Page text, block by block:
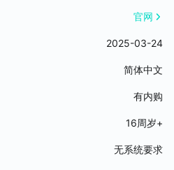
得，每日限定一次
属性值
通过铭刻台制作后，可获得不同品
官网
2025-03-24
简体中文
有内购
16周岁+
无系统要求